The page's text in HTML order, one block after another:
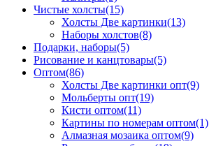
Чистые холсты(15)
Холсты Две картинки(13)
Наборы холстов(8)
Подарки, наборы(5)
Рисование и канцтовары(5)
Оптом(86)
Холсты Две картинки опт(9)
Мольберты опт(19)
Кисти оптом(11)
Картины по номерам оптом(1)
Алмазная мозаика оптом(9)